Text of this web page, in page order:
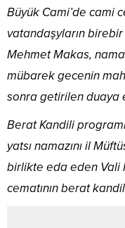
Büyük Cami’de cami
vatandaşyların
Mehmet Makas,
mübarek gecenin
sonra getirilen duaya
Berat Kandili
yatsı namazını il
birlikte eda eden Vali
cematının berat